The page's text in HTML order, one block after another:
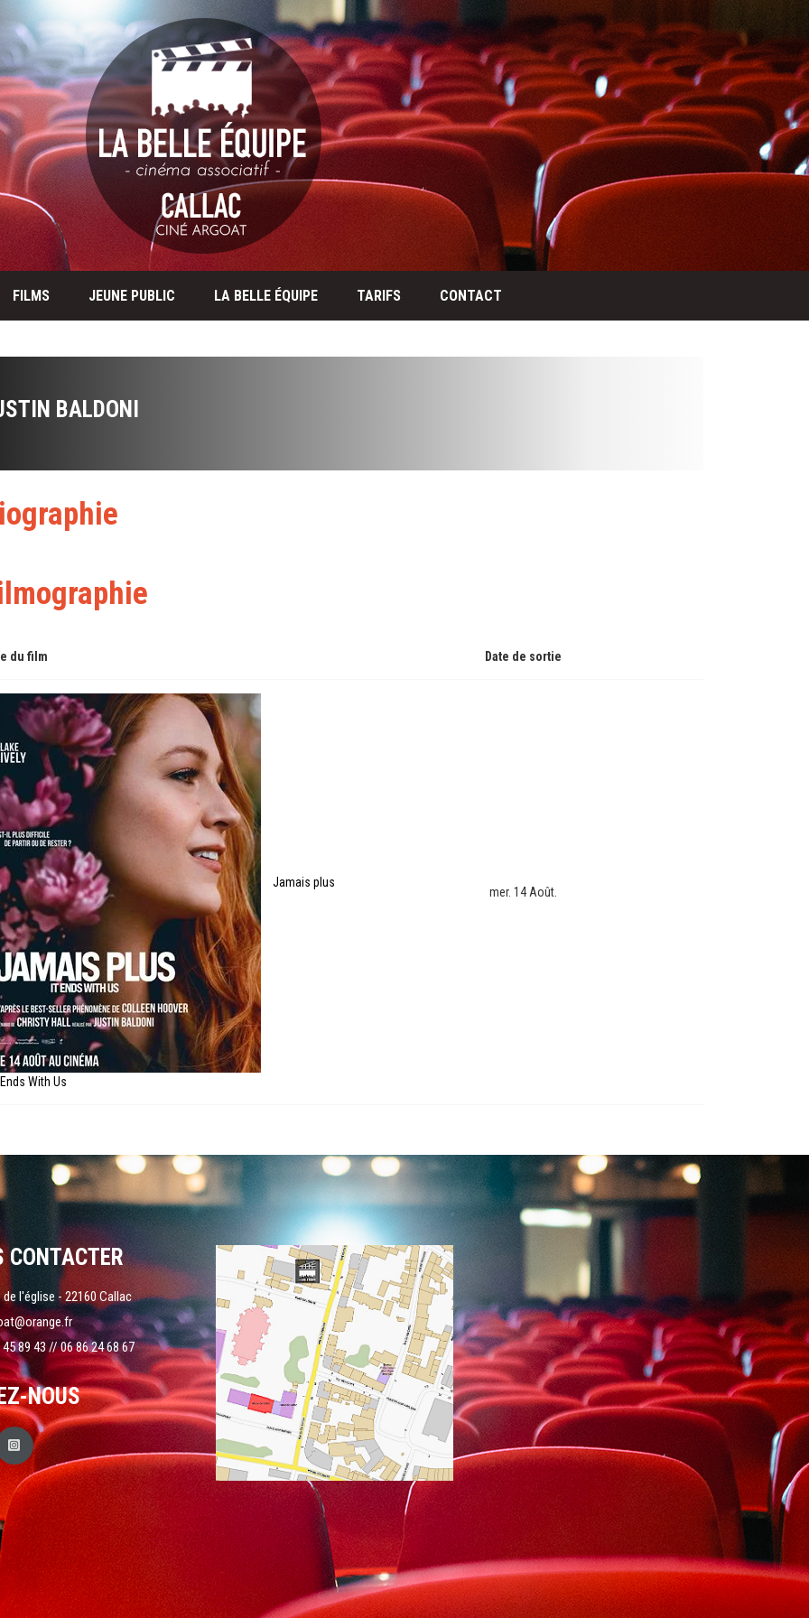
FILMS JEUNE PUBLIC LA BELLE ÉQUIPE TARIFS CONTACT
BALDONI
du film Date de sortie
Jamais plus
With Us
mer. 14 Août.
CONTACTER
de l'église - 22160 Callac
89 43 // 06 86 24 68 67
NOUS